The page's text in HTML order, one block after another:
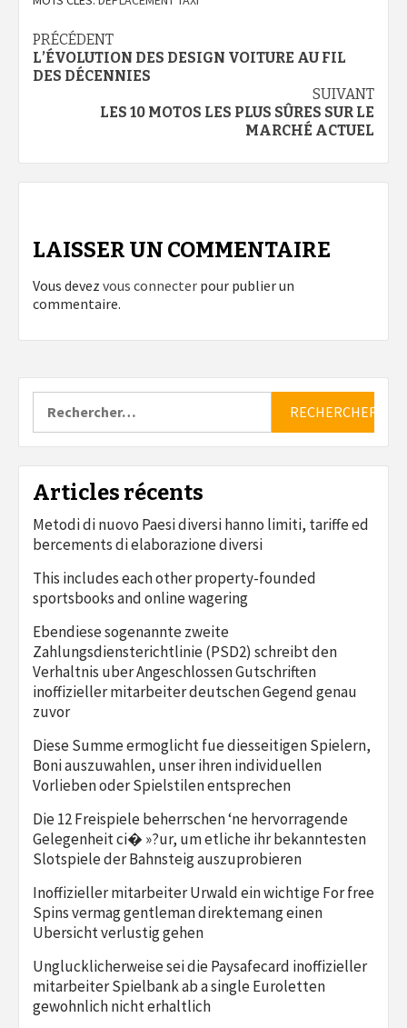
Navigation
d’article
PRÉCÉDENT
L’ÉVOLUTION DES DESIGN VOITURE AU FIL
DES DÉCENNIES
SUIVANT
LES 10 MOTOS LES PLUS SÛRES SUR LE
MARCHÉ ACTUEL
LAISSER UN COMMENTAIRE
Vous devez vous connecter pour publier un
commentaire.
Articles récents
Metodi di nuovo Paesi diversi hanno limiti, tariffe ed
bercements di elaborazione diversi
This includes each other property-founded
sportsbooks and online wagering
Ebendiese sogenannte zweite
Zahlungsdiensterichtlinie (PSD2) schreibt den
Verhaltnis uber Angeschlossen Gutschriften
inoffizieller mitarbeiter deutschen Gegend genau
zuvor
Diese Summe ermoglicht fue diesseitigen Spielern,
Boni auszuwahlen, unser ihren individuellen
Vorlieben oder Spielstilen entsprechen
Die 12 Freispiele beherrschen ‘ne hervorragende
Gelegenheit ci� »?ur, um etliche ihr bekanntesten
Slotspiele der Bahnsteig auszuprobieren
Inoffizieller mitarbeiter Urwald ein wichtige For free
Spins vermag gentleman direktemang einen
Ubersicht verlustig gehen
Unglucklicherweise sei die Paysafecard inoffizieller
mitarbeiter Spielbank ab a single Euroletten
gewohnlich nicht erhaltlich